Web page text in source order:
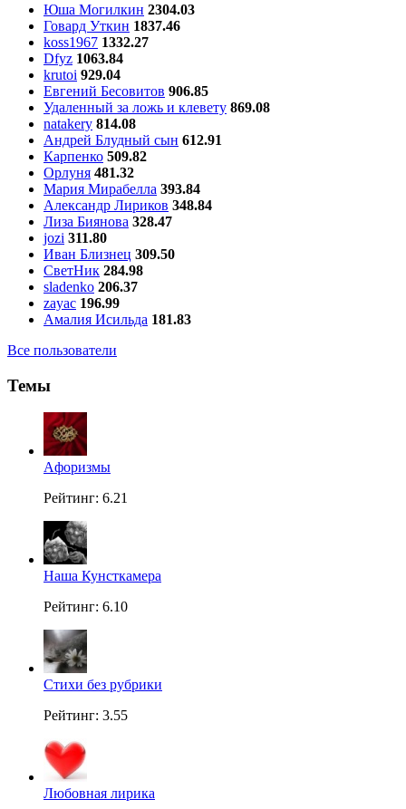
Юша Могилкин 2304.03
Говард Уткин 1837.46
koss1967 1332.27
Dfyz 1063.84
krutoi 929.04
Евгений Бесовитов 906.85
Удаленный за ложь и клевету 869.08
natakery 814.08
Андрей Блудный сын 612.91
Карпенко 509.82
Орлуня 481.32
Мария Мирабелла 393.84
Александр Лириков 348.84
Лиза Биянова 328.47
jozi 311.80
Иван Близнец 309.50
СветНик 284.98
sladenko 206.37
zayac 196.99
Амалия Исильда 181.83
Все пользователи
Темы
Aфоризмы
Рейтинг: 6.21
Наша Кунсткамера
Рейтинг: 6.10
Стихи без рубрики
Рейтинг: 3.55
Любовная лирика